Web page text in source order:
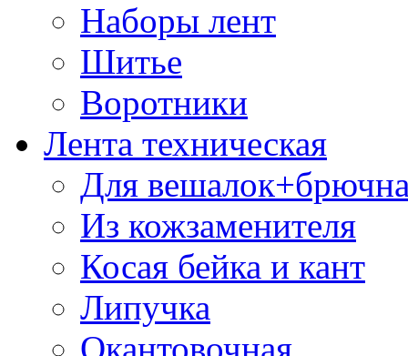
Наборы лент
Шитье
Воротники
Лента техническая
Для
Из кожзаменителя
Косая бейка и кант
Липучка
Окантовочная